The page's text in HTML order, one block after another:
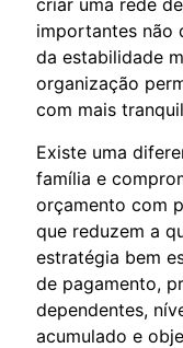
importantes não
da estabilidade
organização
com mais
Existe uma
família e
orçamento com
que reduzem a
estratégia bem
de pagamento,
dependentes,
acumulado e